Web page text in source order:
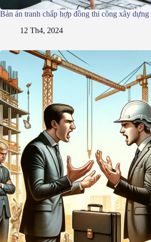
Bản án tranh chấp hợp đồng thi công xây dựng
12 Th4, 2024